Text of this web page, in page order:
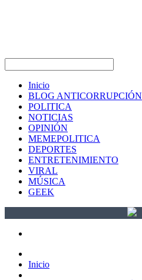
Inicio
BLOG ANTICORRUPCIÓN
POLITICA
NOTICIAS
OPINIÓN
MEMEPOLITICA
DEPORTES
ENTRETENIMIENTO
VIRAL
MÚSICA
GEEK
Inicio